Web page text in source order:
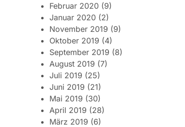
Februar 2020 (9)
Januar 2020 (2)
November 2019 (9)
Oktober 2019 (4)
September 2019 (8)
August 2019 (7)
Juli 2019 (25)
Juni 2019 (21)
Mai 2019 (30)
April 2019 (28)
März 2019 (6)